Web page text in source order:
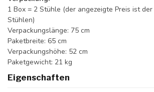
1 Box = 2 Stühle (der angezeigte Preis ist
Stühlen)
Verpackungslänge: 75 cm
Paketbreite: 65 cm
Verpackungshöhe: 52 cm
Paketgewicht: 21 kg
Eigenschaften